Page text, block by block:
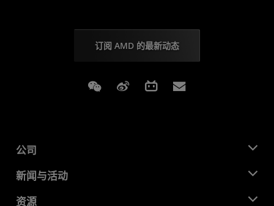
订阅 AMD 的最新动态
Weixin Weibo Bilibili
公司
关于 AMD
新闻与活动
新闻中心
资源